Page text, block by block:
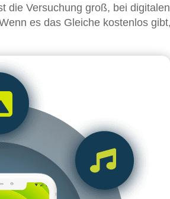
die Versuchung groß, bei
es das Gleiche kostenlos